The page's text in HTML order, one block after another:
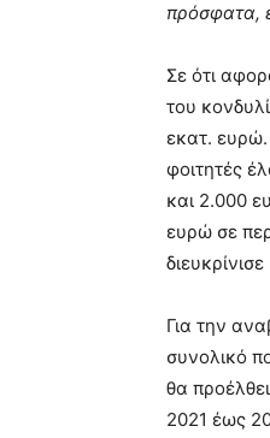
πρόσφατα,
Σε ότι
του
εκατ.
φοιτητές
και 2.000
ευρώ σε
Για την
συνολικό
θα
2021 έως